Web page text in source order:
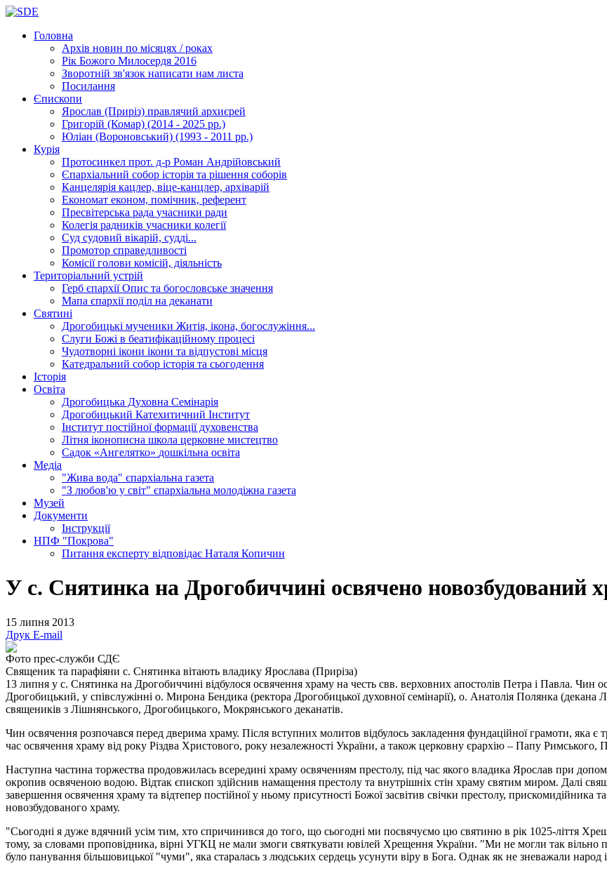
Головна
Архів новин по місяцях / роках
Рік Божого Милосердя 2016
Зворотній зв'язок написати нам листа
Посилання
Єпископи
Ярослав (Приріз) правлячий архиєрей
Григорій (Комар) (2014 - 2025 рр.)
Юліан (Вороновський) (1993 - 2011 рр.)
Курія
Протосинкел прот. д-р Роман Андрійовський
Єпархіальний собор історія та рішення соборів
Канцелярія кацлер, віце-канцлер, архіварій
Економат економ, помічник, референт
Пресвітерська рада учасники ради
Колегія радників учасники колегії
Суд судовий вікарій, судді...
Промотор справедливості
Комісіїголови комісій, діяльність
Територіальний устрій
Герб єпархіїОпис та богословське значення
Мапа єпархіїподіл на деканати
Святині
Дрогобицькі мученики Житія, ікона, богослужіння...
Слуги Божі в беатифікаційному процесі
Чудотворні ікони ікони та відпустові місця
Катедральний собор історія та сьогодення
Історія
Освіта
Дрогобицька Духовна Семінарія
Дрогобицький Катехитичний Інститут
Інститут постійної формації духовенства
Літня іконописна школа церковне мистецтво
Садок «Ангелятко» дошкільна освіта
Медіа
"Жива вода" єпархіальна газета
"З любов'ю у світ" єпархіальна молодіжна газета
Музей
Документи
Інструкції
НПФ "Покрова"
Питання експерту відповідає Наталя Копичин
У с. Снятинка на Дрогобиччині освячено новозбудований
15 липня 2013
Друк E-mail
Фото прес-служби СДЄ
Священик та парафіяни с. Снятинка вітають владику Ярослава (Приріза)
13 липня у с. Снятинка на Дрогобиччині відбулося освячення храму на честь свв. верховних апостолів Петра і Павла. Чин
Дрогобицький, у співслужінні о. Мирона Бендика (ректора Дрогобицької духовної семінарії), о. Анатолія Полянка (декана
священиків з Лішнянського, Дрогобицького, Мокрянського деканатів.
Чин освячення розпочався перед дверима храму. Після вступних молитов відбулось закладення фундаційної грамоти, яка
час освячення храму від року Різдва Христового, року незалежності України, а також церковну єрархію – Папу Римського,
Наступна частина торжества продовжилась всередині храму освяченням престолу, під час якого владика Ярослав при
окропив освяченою водою. Відтак єпископ здійснив намащення престолу та внутрішніх стін храму святим миром. Далі
завершення освячення храму та відтепер постійної у ньому присутності Божої засвітив свічки престолу, прискомидійника
новозбудованого храму.
"Сьогодні я дуже вдячний усім тим, хто спричинився до того, що сьогодні ми посвячуємо цю святиню в рік 1025-ліття
тому, за словами проповідника, вірні УГКЦ не мали змоги святкувати ювілей Хрещення України. "Ми не могли так вільно
було панування більшовицької "чуми", яка старалась з людських сердець усунути віру в Бога. Однак як не зневажали народ